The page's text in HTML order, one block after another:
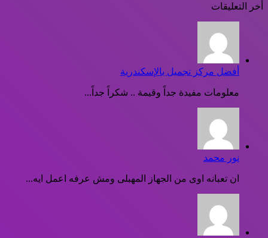
أخر التعليقات
أفضل مركز تجميل بالإسكندرية
معلومات مفيدة جداً وقيمة .. شكراً جداً...
نور محمد
ان تعبانه اوى من الجهاز المهبلى ومش عرفه اعمل ايه...